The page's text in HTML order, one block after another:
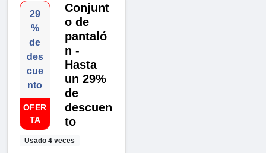
29
%
de
des
cue
nto
OFER
TA
Usado 4 veces
Conjunt
o de
pantaló
n -
Hasta
un 29%
de
descuen
to